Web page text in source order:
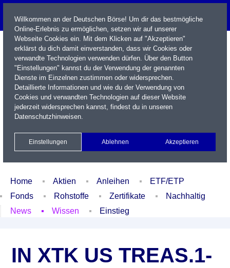
Name / WKN / ISIN / Kürzel
Xetra Realtime
Watchlist Portfolio Login
Home Aktien Anleihen
ETF/ETP
Fonds
Rohstoffe Zertifikate
Nachhaltig
News
Wissen Einstieg
IN XTK US TREAS.1-
Willkommen an der Deutschen Börse! Um dir das bestmögliche
Online-Erlebnis zu ermöglichen, setzen wir auf unserer
Webseite Cookies ein. Mit dem Klicken auf "Akzeptieren"
erklärst du dich damit einverstanden, dass wir Cookies oder
verwandte Technologien verwenden dürfen. Über den Button
"Einstellungen" kannst du der Verwendung der genannten
Dienste im Einzelnen zustimmen oder widersprechen.
Detaillierte Informationen und wie du der Verwendung von
Cookies und verwandten Technologien auf dieser Website
jederzeit widersprechen kannst, findest du in unseren
Datenschutzhinweisen.
Einstellungen Ablehnen Akzeptieren